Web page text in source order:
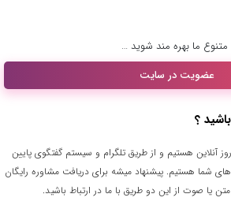
ما بهره مند شوید …
عضویت در سایت
؟
ساعت شبانه روز آنلاین هستیم و از طریق تلگرام و سیستم گفتگوی پایین
شما هستیم. پیشنهاد میشه برای دریافت مشاوره رایگان
یا صوت از این دو طریق با ما در ارتباط باشید.